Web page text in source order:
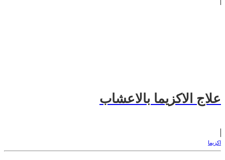
علاج الاكزيما بالاعشاب
اكزيما